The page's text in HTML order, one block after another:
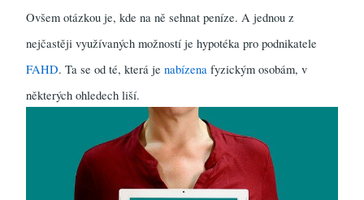
Ovšem otázkou je, kde na ně sehnat peníze. A jednou z
nejčastěji využívaných možností je hypotéka pro podnikatele
FAHD. Ta se od té, která je nabízena fyzickým osobám, v
některých ohledech liší.